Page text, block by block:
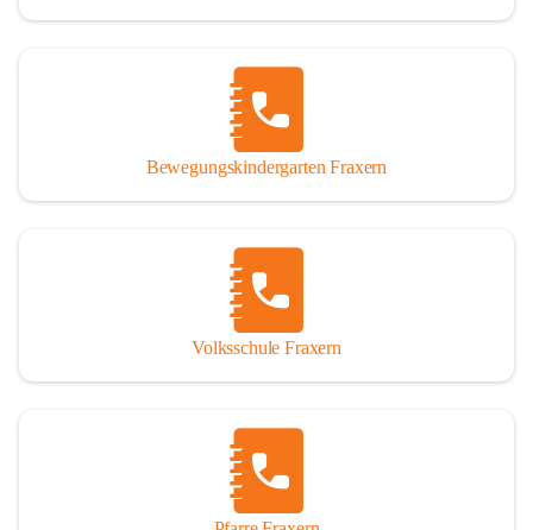
Bewegungskindergarten Fraxern
Volksschule Fraxern